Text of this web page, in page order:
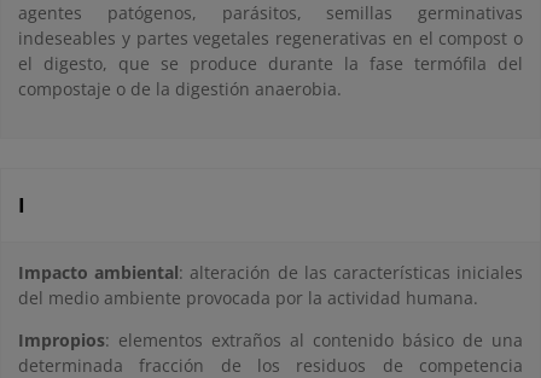
agentes patógenos, parásitos, semillas germinativas
indeseables y partes vegetales regenerativas en el compost o
el digesto, que se produce durante la fase termófila del
compostaje o de la digestión anaerobia.
I
Impacto ambiental: alteración de las características iniciales
del medio ambiente provocada por la actividad humana.
Impropios: elementos extraños al contenido básico de una
determinada fracción de los residuos de competencia